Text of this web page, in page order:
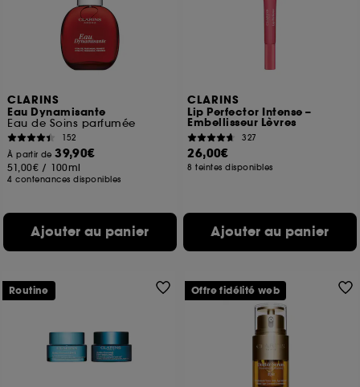
CLARINS
Eau Dynamisante
Eau de Soins parfumée
152
À partir de39,90€
51,00€ / 100ml
4 contenances disponibles
Ajouter au panier
CLARINS
Lip Perfector Intense –
Embellisseur Lèvres
327
26,00€
8 teintes disponibles
Ajouter au panier
Routine Offre fidélité web